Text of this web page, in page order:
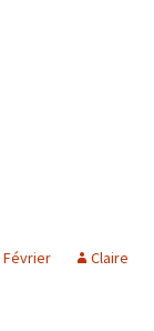
Février
Claire